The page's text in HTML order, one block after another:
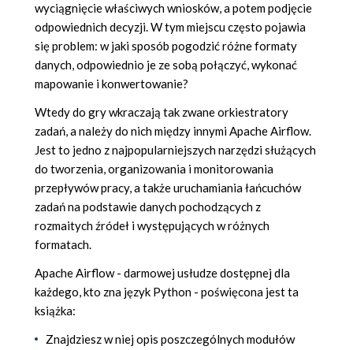
wyciągnięcie właściwych wniosków, a potem podjęcie
odpowiednich decyzji. W tym miejscu często pojawia
się problem: w jaki sposób pogodzić różne formaty
danych, odpowiednio je ze sobą połączyć, wykonać
mapowanie i konwertowanie?
Wtedy do gry wkraczają tak zwane orkiestratory
zadań, a należy do nich między innymi Apache Airflow.
Jest to jedno z najpopularniejszych narzędzi służących
do tworzenia, organizowania i monitorowania
przepływów pracy, a także uruchamiania łańcuchów
zadań na podstawie danych pochodzących z
rozmaitych źródeł i występujących w różnych
formatach.
Apache Airflow - darmowej usłudze dostępnej dla
każdego, kto zna język Python - poświęcona jest ta
książka:
Znajdziesz w niej opis poszczególnych modułów